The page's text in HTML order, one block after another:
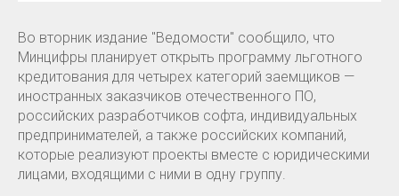
Во вторник издание "Ведомости" сообщило, что
Минцифры планирует открыть программу льготного
кредитования для четырех категорий заемщиков —
иностранных заказчиков отечественного ПО,
российских разработчиков софта, индивидуальных
предпринимателей, а также российских компаний,
которые реализуют проекты вместе с юридическими
лицами, входящими с ними в одну группу.